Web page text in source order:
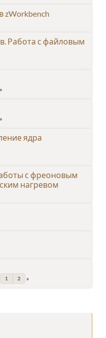
zWorkbench
Работа с файловым
ядра
с фреоновым
нагревом
1 2